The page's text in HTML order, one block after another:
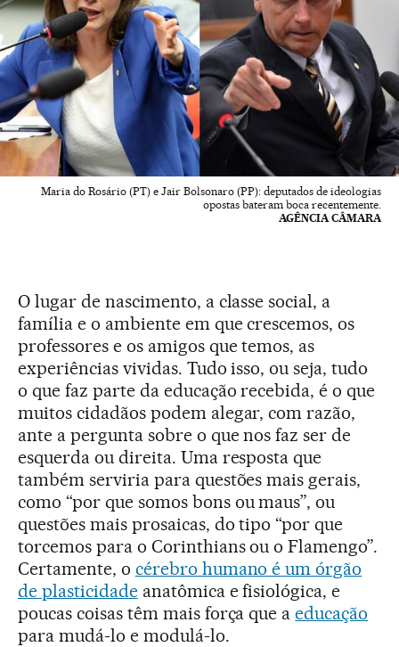
Maria do Rosário (PT) e Jair Bolsonaro (PP): deputados de ideologias
opostas bateram boca recentemente.
AGÊNCIA CÂMARA
O lugar de nascimento, a classe social, a
família e o ambiente em que crescemos, os
professores e os amigos que temos, as
experiências vividas. Tudo isso, ou seja, tudo
o que faz parte da educação recebida, é o que
muitos cidadãos podem alegar, com razão,
ante a pergunta sobre o que nos faz ser de
esquerda ou direita. Uma resposta que
também serviria para questões mais gerais,
como “por que somos bons ou maus”, ou
questões mais prosaicas, do tipo “por que
torcemos para o Corinthians ou o Flamengo”.
Certamente, o cérebro humano é um órgão
de plasticidadeanatômica e fisiológica, e
poucas coisas têm mais força que aeducação
para mudá-lo e modulá-lo.